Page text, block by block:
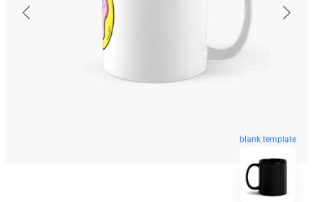
blank template